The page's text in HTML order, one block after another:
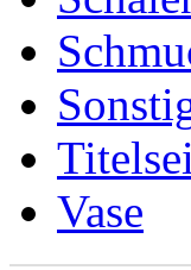
Vase